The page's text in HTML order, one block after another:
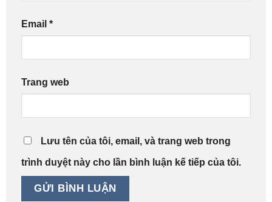
Email *
Trang web
Lưu tên của tôi, email, và trang web trong
trình duyệt này cho lần bình luận kế tiếp của tôi.